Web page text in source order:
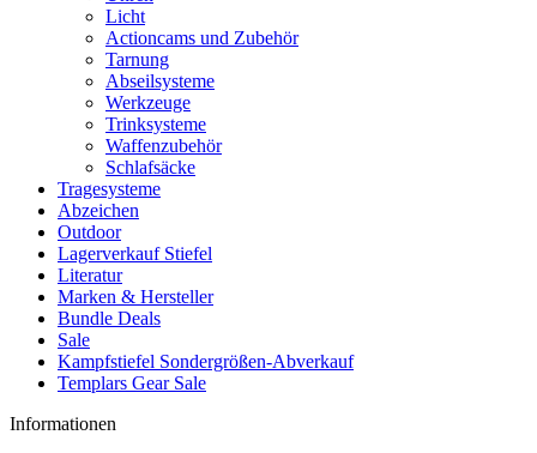
Licht
Actioncams und Zubehör
Tarnung
Abseilsysteme
Werkzeuge
Trinksysteme
Waffenzubehör
Schlafsäcke
Tragesysteme
Abzeichen
Outdoor
Lagerverkauf Stiefel
Literatur
Marken & Hersteller
Bundle Deals
Sale
Kampfstiefel Sondergrößen-Abverkauf
Templars Gear Sale
Informationen